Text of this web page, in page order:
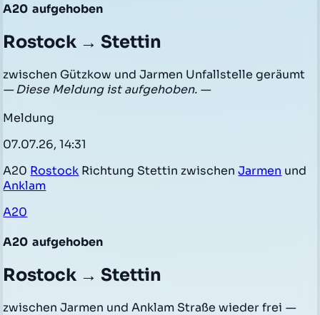
A20 aufgehoben
Rostock → Stettin
zwischen Gützkow und Jarmen Unfallstelle geräumt
— Diese Meldung ist aufgehoben. —
Meldung
07.07.26, 14:31
A20 Rostock Richtung Stettin zwischenJarmen und
Anklam
A20
A20 aufgehoben
Rostock → Stettin
zwischen Jarmen und Anklam Straße wieder frei —